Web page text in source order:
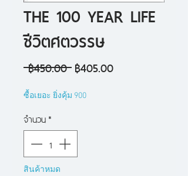
THE 100 YEAR LIFE
ชีวิตศตวรรษ
฿450.00 ราคา
฿405.00ราคา
ซื้อเยอะ ยิ่งคุ้ม 900
จำนวน*
สินค้าหมด